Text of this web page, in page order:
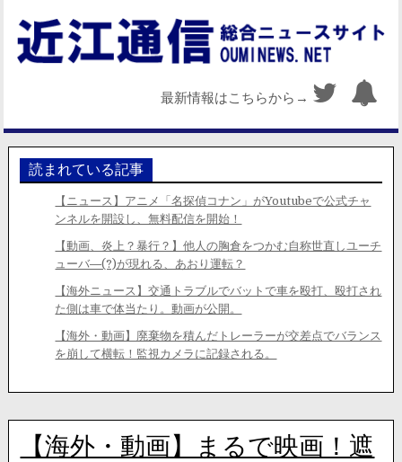
最新情報はこちらから→
読まれている記事
【ニュース】アニメ「名探偵コナン」がYoutubeで公式チャ
ンネルを開設し、無料配信を開始！
【動画、炎上？暴行？】他人の胸倉をつかむ自称世直しユーチ
ューバ―(?)が現れる、あおり運転？
【海外ニュース】交通トラブルでバットで車を殴打、殴打され
た側は車で体当たり。動画が公開。
【海外・動画】廃棄物を積んだトレーラーが交差点でバランス
を崩して横転！監視カメラに記録される。
【海外・動画】まるで映画！遮